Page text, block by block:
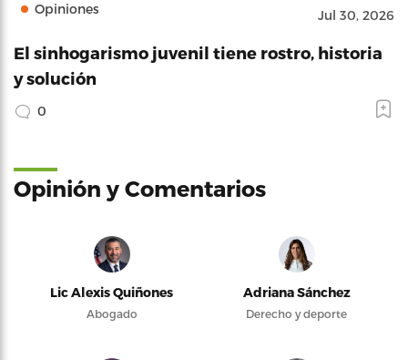
Opiniones Jul 30, 2026
El sinhogarismo juvenil tiene rostro, historia
y solución
0
Opinión y Comentarios
Lic Alexis Quiñones
Abogado
Adriana Sánchez
Derecho y deporte